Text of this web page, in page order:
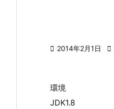
 2014年2月1日 
環境
JDK1.8